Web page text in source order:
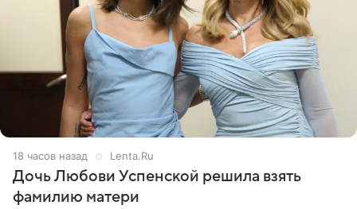
18 часов назад Lenta.Ru
Дочь Любови Успенской решила взять
фамилию матери